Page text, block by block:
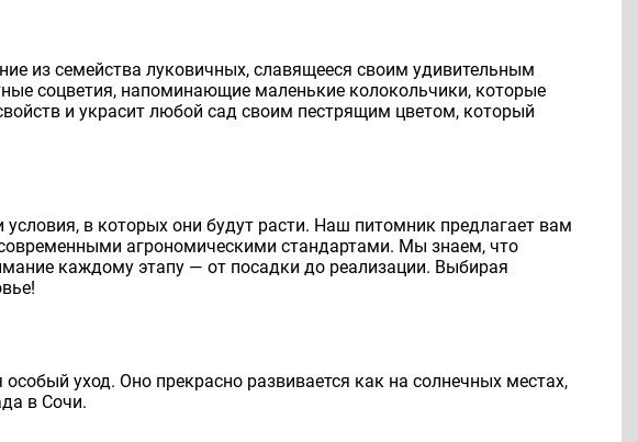
из семейства луковичных, славящееся своим удивительным
соцветия, напоминающие маленькие колокольчики, которые
и украсит любой сад своим пестрящим цветом, который
в которых они будут расти. Наш питомник предлагает вам
агрономическими стандартами. Мы знаем, что
каждому этапу — от посадки до реализации. Выбирая
уход. Оно прекрасно развивается как на солнечных местах,
в Сочи.